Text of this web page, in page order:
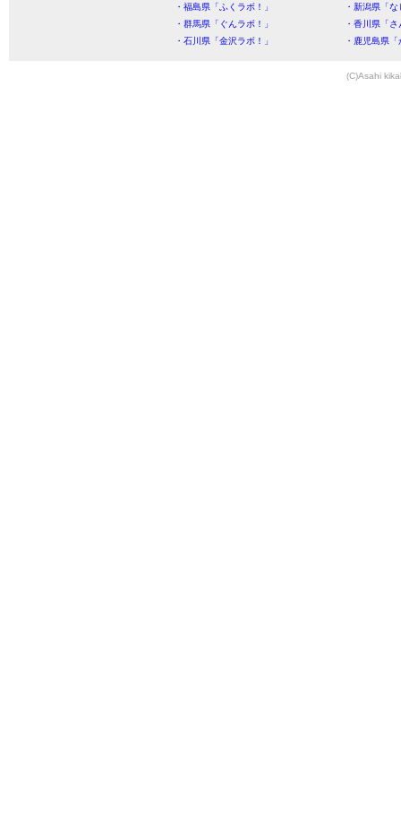
・福島県「ふくラボ！」
・新潟県「
・群馬県「ぐんラボ！」
・香川県「
・石川県「金沢ラボ！」
・鹿児島県
(C)Asahi